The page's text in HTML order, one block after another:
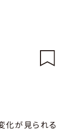
化が見られる